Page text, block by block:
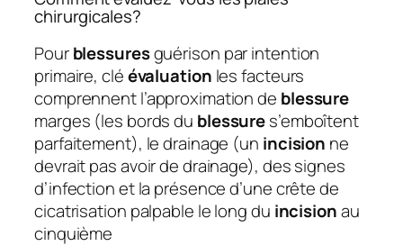
chirurgicales?
Pourblessuresguérison par intention
primaire, cléévaluation les facteurs
comprennent l’approximation de blessure
marges (les bords du blessures’emboîtent
parfaitement), le drainage (un incision ne
devrait pas avoir de drainage), des signes
d’infection et la présence d’une crête de
cicatrisation palpable le long du incisionau
cinquième